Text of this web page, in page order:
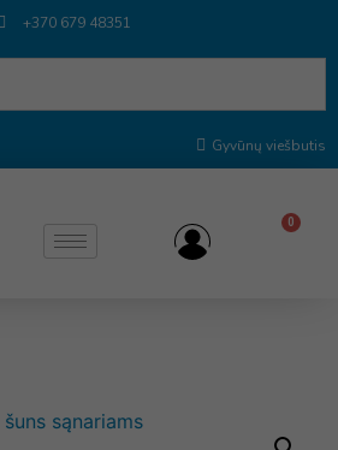
+370 679 48351
Gyvūnų viešbutis
0